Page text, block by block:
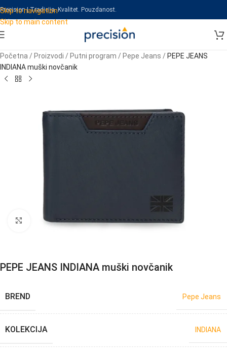
Skip to navigation
Skip to main content
Precision | Tradicija. Kvalitet. Pouzdanost.
Početna / Proizvodi / Putni program / Pepe Jeans / PEPE JEANS
INDIANA muški novčanik
PEPE JEANS INDIANA muški novčanik
BREND Pepe Jeans
KOLEKCIJA INDIANA